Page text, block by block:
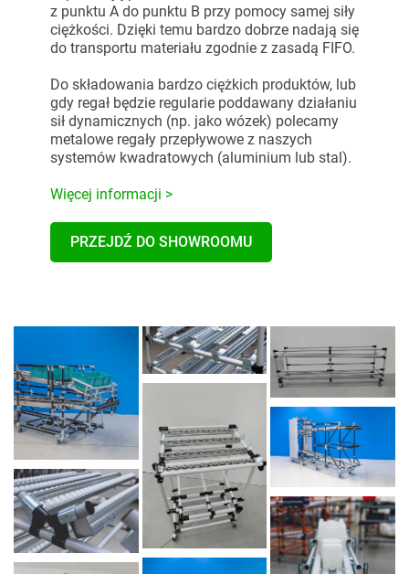
z punktu A do punktu B przy pomocy samej siły
ciężkości. Dzięki temu bardzo dobrze nadają się
do transportu materiału zgodnie z zasadą FIFO.
Do składowania bardzo ciężkich produktów, lub
gdy regał będzie regularie poddawany działaniu
sił dynamicznych (np. jako wózek) polecamy
metalowe regały przepływowe z naszych
systemów kwadratowych (aluminium lub stal).
Więcej informacji >
PRZEJDŹ DO SHOWROOMU